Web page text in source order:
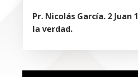
Pr. Nicolás García. 2 Juan
la verdad.